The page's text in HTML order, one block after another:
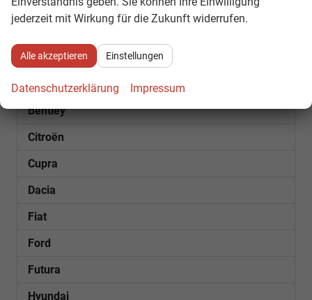
Fahrzeugnr.
SOFORT VERFÜGBAR
Audi
Bentley
Citroën
Cupra
Dacia
Fiat
Ford
Futura
Hyundai
jederzeit mit Wirkung für die Zukunft widerrufen.
Alle akzeptieren Einstellungen
Datenschutzerklärung Impressum